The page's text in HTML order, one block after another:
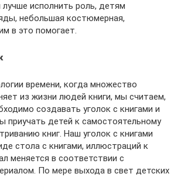
исполнить роль, детям
небольшая костюмерная,
в это помогает.
времени, когда множество
из жизни людей книги, мы считаем,
создавать уголок с книгами и
приучать детей к самостоятельному
книг. Наш уголок с книгами
стола с книгами, иллюстраций к
меняется в соответствии с
По мере выхода в свет детских